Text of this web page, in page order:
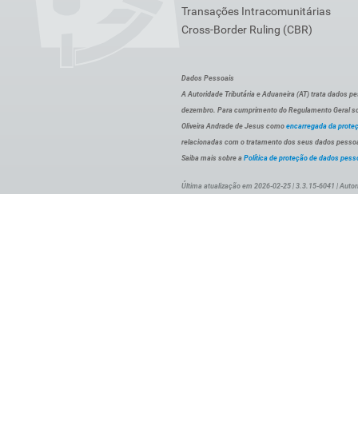
Transações Intracomunitárias
Cross-Border Ruling (CBR)
Dados Pessoais
A Autoridade Tributária e Aduaneira (AT) trata dados
dezembro. Para cumprimento do Regulamento Geral
Oliveira Andrade de Jesus como encarregada da
relacionadas com o tratamento dos seus dados
Saiba mais sobre a Política de proteção de dados
Última atualização em 2026-02-25 | 3.3.15-6041 |